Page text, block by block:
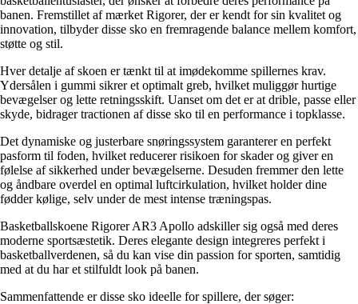
banen. Fremstillet af mærket Rigorer, der er kendt for sin kvalitet og
innovation, tilbyder disse sko en fremragende balance mellem komfort,
støtte og stil.
Hver detalje af skoen er tænkt til at imødekomme spillernes krav.
Ydersålen i gummi sikrer et optimalt greb, hvilket muliggør hurtige
bevægelser og lette retningsskift. Uanset om det er at drible, passe eller
skyde, bidrager tractionen af disse sko til en performance i topklasse.
Det dynamiske og justerbare snøringssystem garanterer en perfekt
pasform til foden, hvilket reducerer risikoen for skader og giver en
følelse af sikkerhed under bevægelserne. Desuden fremmer den lette
og åndbare overdel en optimal luftcirkulation, hvilket holder dine
fødder kølige, selv under de mest intense træningspas.
Basketballskoene Rigorer AR3 Apollo adskiller sig også med deres
moderne sportsæstetik. Deres elegante design integreres perfekt i
basketballverdenen, så du kan vise din passion for sporten, samtidig
med at du har et stilfuldt look på banen.
Sammenfattende er disse sko ideelle for spillere, der søger: